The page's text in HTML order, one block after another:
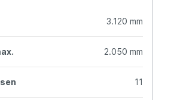
3.120 mm
2.050 mm
11